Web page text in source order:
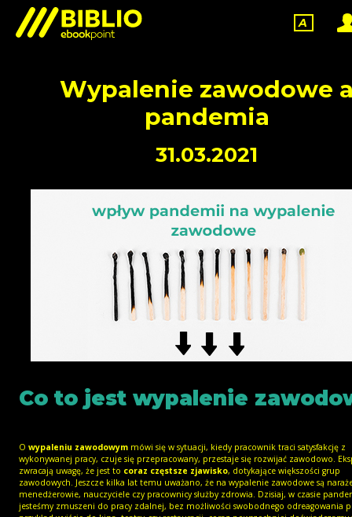
A
Wypalenie zawodowe
pandemia
31.03.2021
Co to jest wypalenie
O wypaleniu zawodowym mówi się w sytuacji, kiedy pracownik traci satysfakcję z
wykonywanej pracy, czuje się przepracowany, przestaje się rozwijać zawodowo.
zwracają uwagę, że jest to coraz częstsze zjawisko, dotykające większości grup
zawodowych. Jeszcze kilka lat temu uważano, że na wypalenie zawodowe są
menedżerowie, nauczyciele czy pracownicy służby zdrowia. Dzisiaj, w czasie
jesteśmy zmuszeni do pracy zdalnej, bez możliwości swobodnego odreagowania